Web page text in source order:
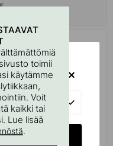
toimii
käytämme
Voit
kaikki tai
Lue lisää
.